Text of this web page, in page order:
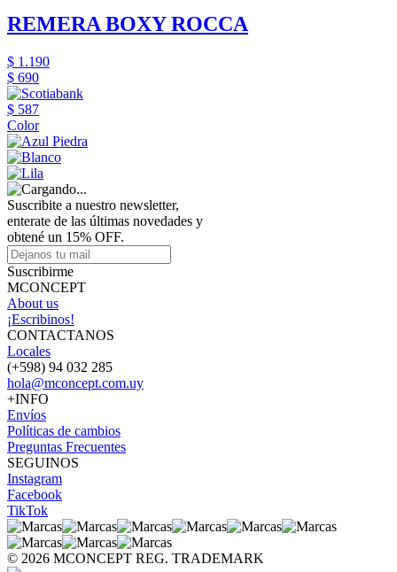
REMERA BOXY ROCCA
$ 1.190
$ 690
$ 587
Color
Suscribite a nuestro newsletter,
enterate de las últimas novedades y
obtené un 15% OFF.
Suscribirme
MCONCEPT
About us
¡Escribinos!
CONTACTANOS
Locales
(+598) 94 032 285
hola@mconcept.com.uy
+INFO
Envíos
Políticas de cambios
Preguntas Frecuentes
SEGUINOS
Instagram
Facebook
TikTok
© 2026 MCONCEPT REG. TRADEMARK